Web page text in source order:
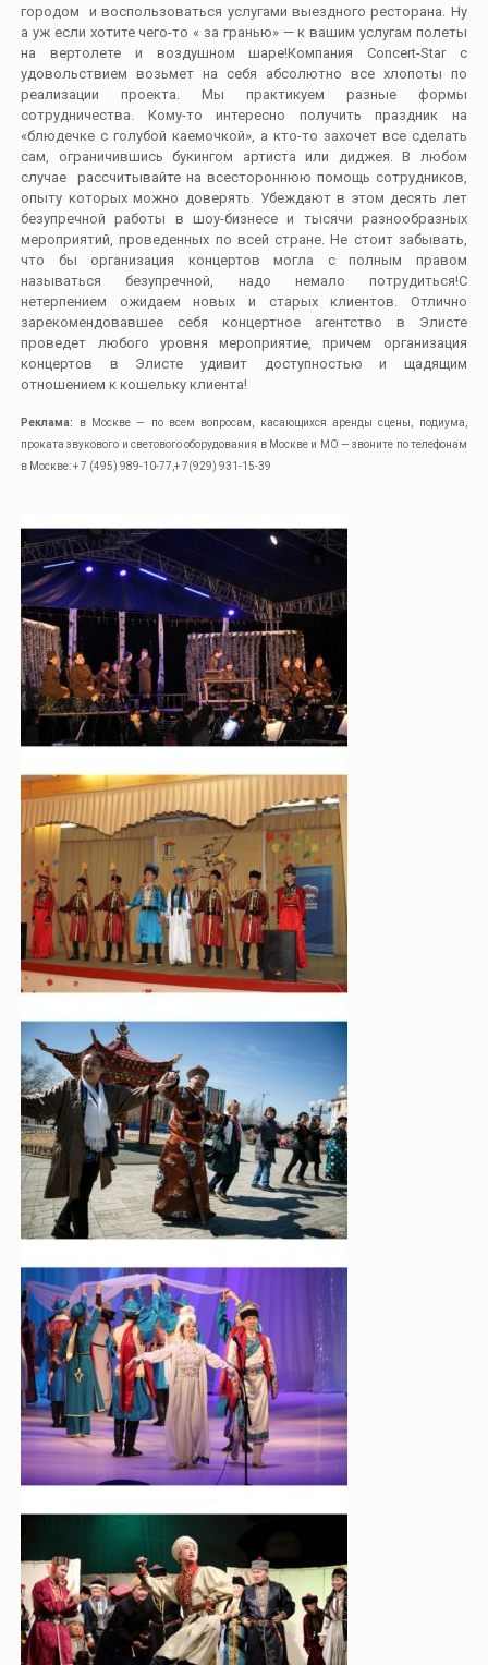
городом и воспользоваться услугами выездного ресторана. Ну
а уж если хотите чего-то « за гранью» — к вашим услугам полеты
на вертолете и воздушном шаре!Компания Concert-Star с
удовольствием возьмет на себя абсолютно все хлопоты по
реализации проекта. Мы практикуем разные формы
сотрудничества. Кому-то интересно получить праздник на
«блюдечке с голубой каемочкой», а кто-то захочет все сделать
сам, ограничившись букингом артиста или диджея. В любом
случае рассчитывайте на всестороннюю помощь сотрудников,
опыту которых можно доверять. Убеждают в этом десять лет
безупречной работы в шоу-бизнесе и тысячи разнообразных
мероприятий, проведенных по всей стране. Не стоит забывать,
что бы организация концертов могла с полным правом
называться безупречной, надо немало потрудиться!С
нетерпением ожидаем новых и старых клиентов. Отлично
зарекомендовавшее себя концертное агентство в Элисте
проведет любого уровня мероприятие, причем организация
концертов в Элисте удивит доступностью и щадящим
отношением к кошельку клиента!
Реклама:
в Москве — по всем вопросам, касающихся аренды сцены, подиума,
проката звукового и светового оборудования в Москве и МО — звоните по телефонам
в Москве: + 7 (495) 989-10-77,+ 7(929) 931-15-39